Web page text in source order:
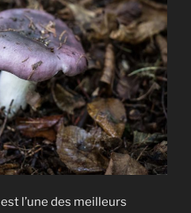
est l’une des meilleurs